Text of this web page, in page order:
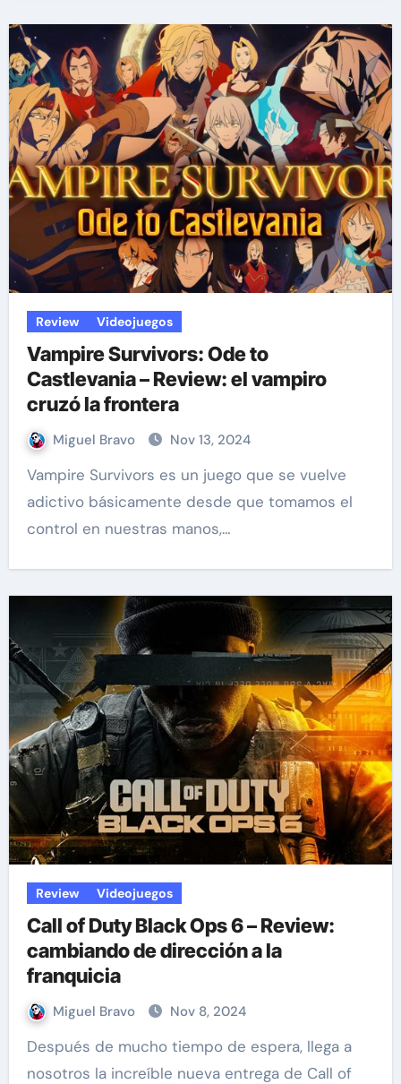
Review Videojuegos
Vampire Survivors: Ode to
Castlevania – Review: el vampiro
cruzó la frontera
Miguel Bravo Nov 13, 2024
Vampire Survivors es un juego que se vuelve
adictivo básicamente desde que tomamos el
control en nuestras manos,…
Review Videojuegos
Call of Duty Black Ops 6 – Review:
cambiando de dirección a la
franquicia
Miguel Bravo Nov 8, 2024
Después de mucho tiempo de espera, llega a
nosotros la increíble nueva entrega de Call of